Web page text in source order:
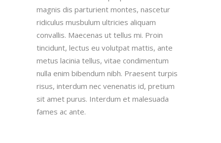
magnis dis parturient montes, nascetur
ridiculus musbulum ultricies aliquam
convallis. Maecenas ut tellus mi. Proin
tincidunt, lectus eu volutpat mattis, ante
metus lacinia tellus, vitae condimentum
nulla enim bibendum nibh. Praesent turpis
risus, interdum nec venenatis id, pretium
sit amet purus. Interdum et malesuada
fames ac ante.